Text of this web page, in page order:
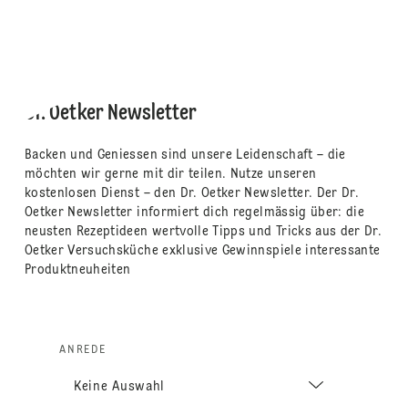
Dr. Oetker Newsletter
Backen und Geniessen sind unsere Leidenschaft – die
möchten wir gerne mit dir teilen. Nutze unseren
kostenlosen Dienst – den Dr. Oetker Newsletter. Der Dr.
Oetker Newsletter informiert dich regelmässig über: die
neusten Rezeptideen wertvolle Tipps und Tricks aus der Dr.
Oetker Versuchsküche exklusive Gewinnspiele interessante
Produktneuheiten
ANREDE